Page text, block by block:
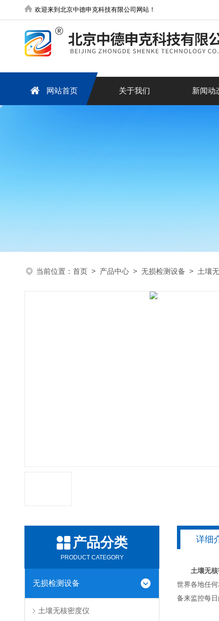
欢迎来到北京中德申克科技有限公司网站！
网站首页 关于我们 新闻动
当前位置： 首页 > 产品中心 > 无损检测设备 > 土壤
产品分类
PRODUCT CATEGORY
无损检测设备
土壤无核密度仪
详细
土壤无
世界各地任
备来监控每